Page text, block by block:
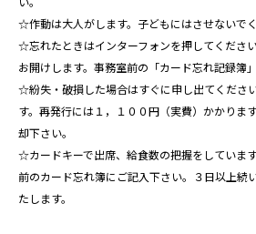
い。
☆作動は大人がします。子どもにはさせないでく
☆忘れたときはインターフォンを押してくださ
お開けします。事務室前の「カード忘れ記録簿
☆紛失・破損した場合はすぐに申し出てくださ
す。再発行には１，１００円（実費）かかりま
却下さい。
☆カードキーで出席、給食数の把握をしていま
前のカード忘れ簿にご記入下さい。３日以上続
たします。